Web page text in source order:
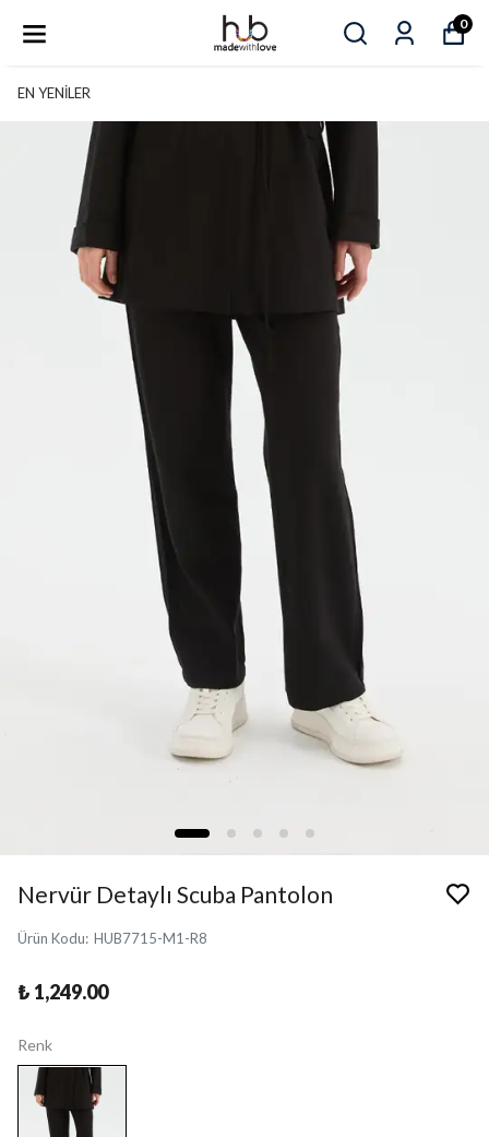
0
EN YENİLER
Nervür Detaylı Scuba Pantolon
Ürün Kodu: HUB7715-M1-R8
₺ 1,249.00
Renk